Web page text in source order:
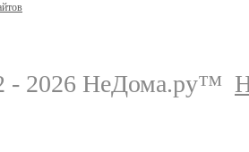
- 2026 НеДома.ру™